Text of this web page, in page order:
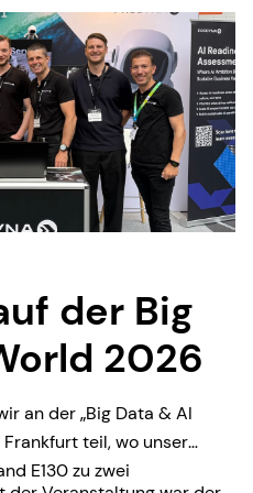
der Big
2026
an der „Big Data & AI
teil, wo unser
E130 zu zwei